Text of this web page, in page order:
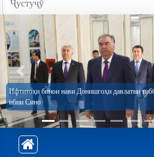
Ифтитоҳи бинои нави Донишгоҳи давлатии
ибни Сино
Previous